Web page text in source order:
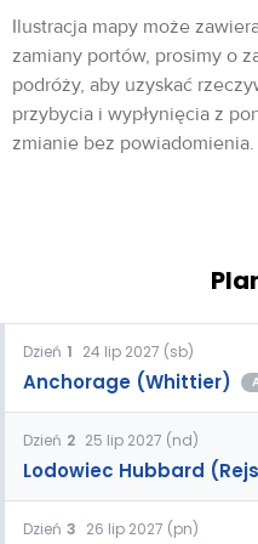
Ilustracja mapy może
zamiany portów, prosimy o
podróży, aby uzyskać
przybycia i wypłynięcia z
zmianie bez powiadomienia.
Dzień 1 24 lip 2027 (sb)
Anchorage (Whittier)
Dzień 2 25 lip 2027 (nd)
Lodowiec Hubbard
Dzień 3 26 lip 2027 (pn)